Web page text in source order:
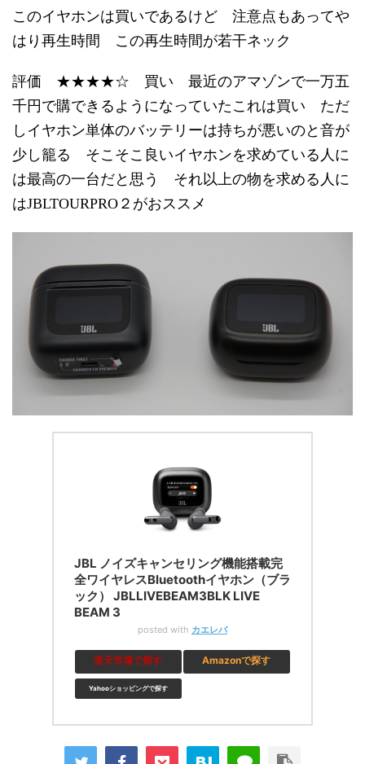
このイヤホンは買いであるけど 注意点もあってや
はり再生時間 この再生時間が若干ネック
評価 ★★★★☆ 買い 最近のアマゾンで一万五
千円で購できるようになっていたこれは買い ただ
しイヤホン単体のバッテリーは持ちが悪いのと音が
少し籠る そこそこ良いイヤホンを求めている人に
は最高の一台だと思う それ以上の物を求める人に
はJBLTOURPRO２がおススメ
JBL ノイズキャンセリング機能搭載完
全ワイヤレスBluetoothイヤホン（ブラ
ック） JBLLIVEBEAM3BLK LIVE
BEAM 3
posted with カエレバ
楽天市場で探す Amazonで探す
Yahooショッピングで探す